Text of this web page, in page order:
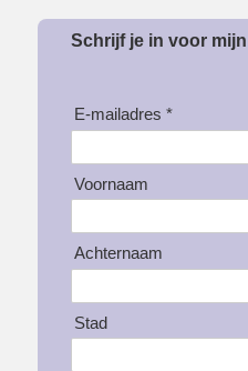
Schrijf je in voor
E-mailadres *
Voornaam
Achternaam
Stad